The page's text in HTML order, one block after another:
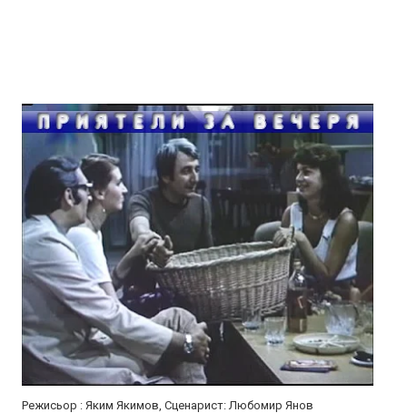
Режисьор : Яким Якимов, Сценарист: Любомир Янов